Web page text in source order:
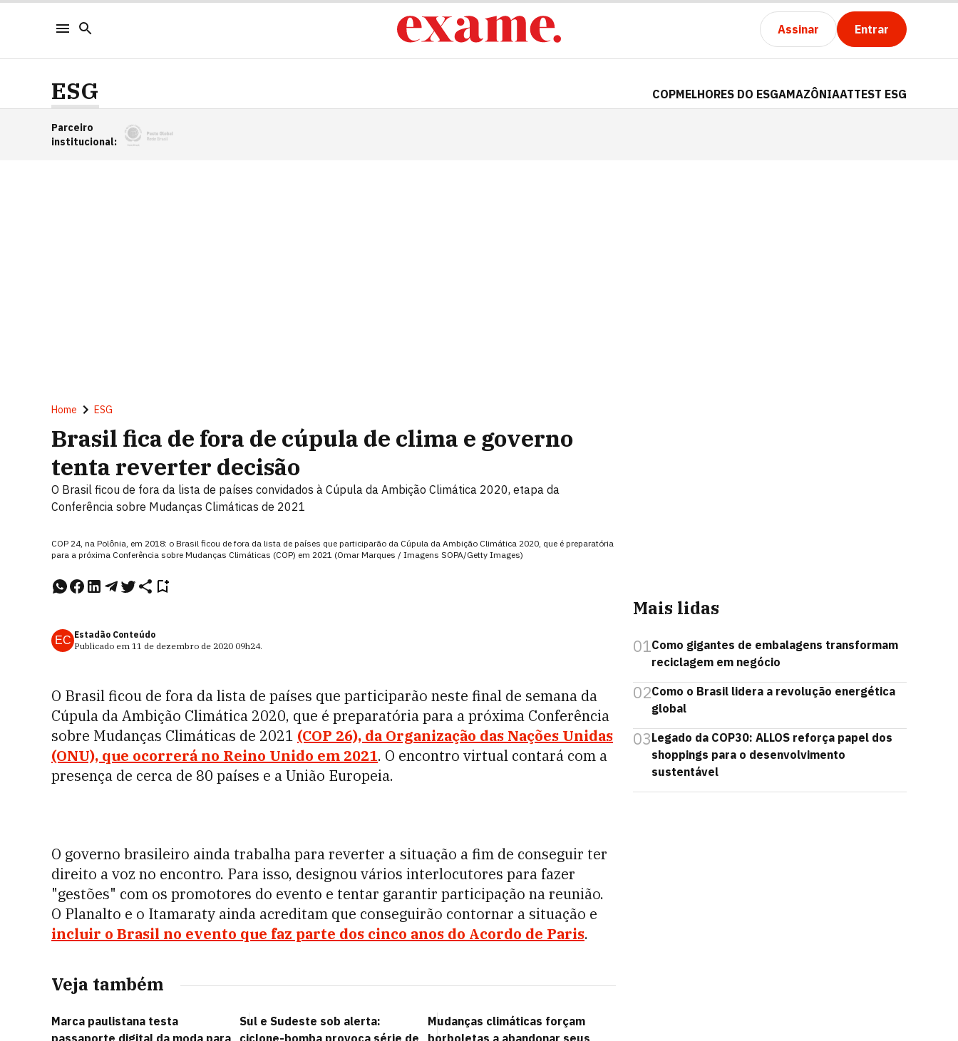
Assinar Entrar
ESG COPMELHORES DO ESGAMAZÔNIAATTEST ESG
Parceiro
institucional:
Home ESG
Brasil fica de fora de cúpula de clima e governo
tenta reverter decisão
O Brasil ficou de fora da lista de países convidados à Cúpula da Ambição Climática 2020, etapa da
Conferência sobre Mudanças Climáticas de 2021
COP 24, na Polônia, em 2018: o Brasil ficou de fora da lista de países que participarão da Cúpula da Ambição Climática 2020, que é preparatória
para a próxima Conferência sobre Mudanças Climáticas (COP) em 2021 (Omar Marques / Imagens SOPA/Getty Images)
EC Estadão Conteúdo
Publicado em 11 de dezembro de 2020 09h24.
O Brasil ficou de fora da lista de países que participarão neste final de semana da
Cúpula da Ambição Climática 2020, que é preparatória para a próxima Conferência
sobre Mudanças Climáticas de 2021 (COP 26), da Organização das Nações Unidas
(ONU), que ocorrerá no Reino Unido em 2021. O encontro virtual contará com a
presença de cerca de 80 países e a União Europeia.
O governo brasileiro ainda trabalha para reverter a situação a fim de conseguir ter
direito a voz no encontro. Para isso, designou vários interlocutores para fazer
"gestões" com os promotores do evento e tentar garantir participação na reunião.
O Planalto e o Itamaraty ainda acreditam que conseguirão contornar a situação e
incluir o Brasil no evento que faz parte dos cinco anos do Acordo de Paris.
Veja também
Marca paulistana testa
passaporte digital da moda para
Sul e Sudeste sob alerta:
ciclone-bomba provoca série de
Mudanças climáticas forçam
borboletas a abandonar seus
Mais lidas
01Como gigantes de embalagens transformam
reciclagem em negócio
02Como o Brasil lidera a revolução energética
global
03Legado da COP30: ALLOS reforça papel dos
shoppings para o desenvolvimento
sustentável